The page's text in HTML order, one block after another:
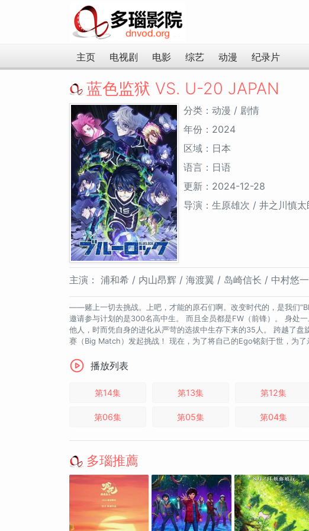
主页 电视剧 电影 综艺 动漫 纪录片
蓝色监狱 VS. U-20 JAPAN
分类：动漫 / 剧情
年份：2024
区域：日本
语言：日语
更新：2024-12-28
导演：生原雄次 / 井之川慎太
主演： 浦和希 / 内山昂辉 / 海渡翼 / 岛崎信长 / 中村悠一
——赌上一切去挑战。上吧，才能的原石们啊。改变时代的，是我们
邀请参与计划的是300名高中生。 而且全员都是FW（前锋）。 身处
他人，时而凭自身的进化从严苛的选拔中生存下来的35人。 跨越了
赛（Big Match）发起挑战！ 现在，为了将自己的Ego铭刻于世，为了
播放列表
第14集 第13集 第12集
第06集 第05集 第04集
多瑙推薦